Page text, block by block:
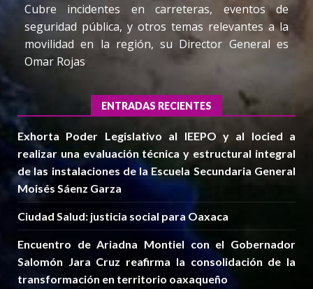
Cubre incidentes en carreteras, eventos de
seguridad pública, y otros temas relevantes a la
movilidad en la región, su Director General es
Omar Rojas
ENTRADAS RECIENTES
Exhorta Poder Legislativo al IEEPO y al Iocied a
realizar una evaluación técnica y estructural integral
de las instalaciones de la Escuela Secundaria General
Moisés Sáenz Garza
Ciudad Salud: justicia social para Oaxaca
Encuentro de Ariadna Montiel con el Gobernador
Salomón Jara Cruz reafirma la consolidación de la
transformación en territorio oaxaqueño